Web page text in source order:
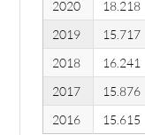
2020
18.218
2019
15.717
2018
16.241
2017
15.876
2016
15.615